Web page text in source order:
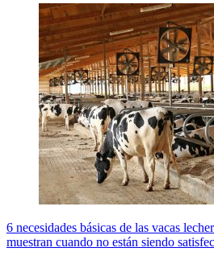
6 necesidades básicas de las vacas
muestran cuando no están siendo